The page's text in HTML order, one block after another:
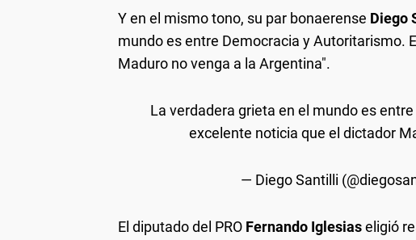
Y en el mismo tono, su par bonaerense Diego
mundo es entre Democracia y Autoritarismo.
Maduro no venga a la Argentina".
La verdadera grieta en el mundo es
excelente noticia que el dictador
— Diego Santilli
El diputado del PRO Fernando Iglesiaseligió